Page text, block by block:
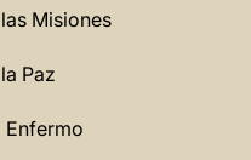
Misiones
Paz
Enfermo